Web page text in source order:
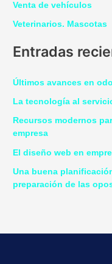
Venta de vehículos
Veterinarios. Mascotas
Entradas
Últimos avances en
La tecnología al
Recursos modernos
empresa
El diseño web en
Una buena
preparación de las